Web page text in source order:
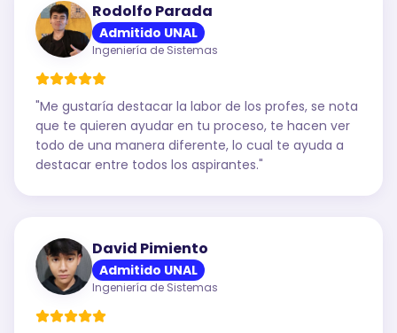
Rodolfo Parada
Admitido UNAL
Ingeniería de Sistemas
"Me gustaría destacar la labor de los profes, se nota
que te quieren ayudar en tu proceso, te hacen ver
todo de una manera diferente, lo cual te ayuda a
destacar entre todos los aspirantes."
David Pimiento
Admitido UNAL
Ingeniería de Sistemas